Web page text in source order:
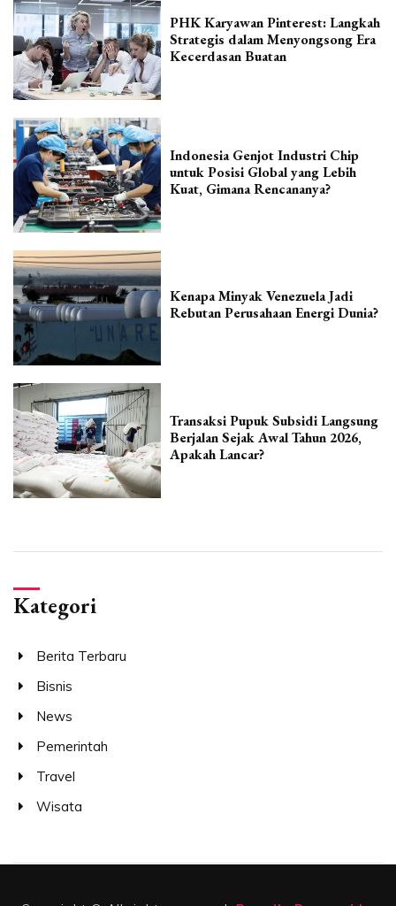
PHK Karyawan Pinterest: Langkah
Strategis dalam Menyongsong Era
Kecerdasan Buatan
Indonesia Genjot Industri Chip
untuk Posisi Global yang Lebih
Kuat, Gimana Rencananya?
Kenapa Minyak Venezuela Jadi
Rebutan Perusahaan Energi Dunia?
Transaksi Pupuk Subsidi Langsung
Berjalan Sejak Awal Tahun 2026,
Apakah Lancar?
Kategori
Berita Terbaru
Bisnis
News
Pemerintah
Travel
Wisata